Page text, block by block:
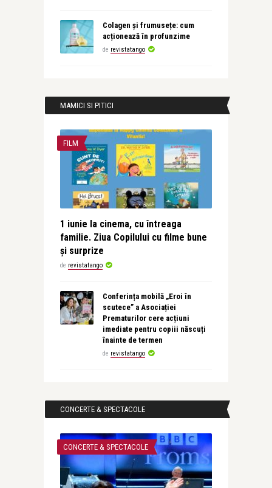
Colagen și frumusețe: cum
acționează în profunzime
de revistatango
MAMICI SI PITICI
FILM
1 iunie la cinema, cu întreaga
familie. Ziua Copilului cu filme bune
și surprize
de revistatango
Conferința mobilă „Eroi în
scutece” a Asociației
Prematurilor cere acțiuni
imediate pentru copiii născuți
înainte de termen
de revistatango
CONCERTE & SPECTACOLE
CONCERTE & SPECTACOLE